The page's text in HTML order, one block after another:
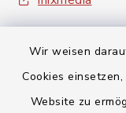
Wir weisen
Cookies
Website zu